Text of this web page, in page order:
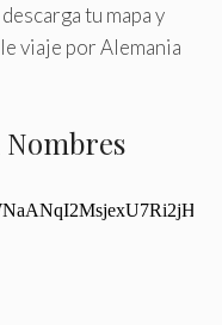
tu mapa y
viaje por Alemania
Nombres